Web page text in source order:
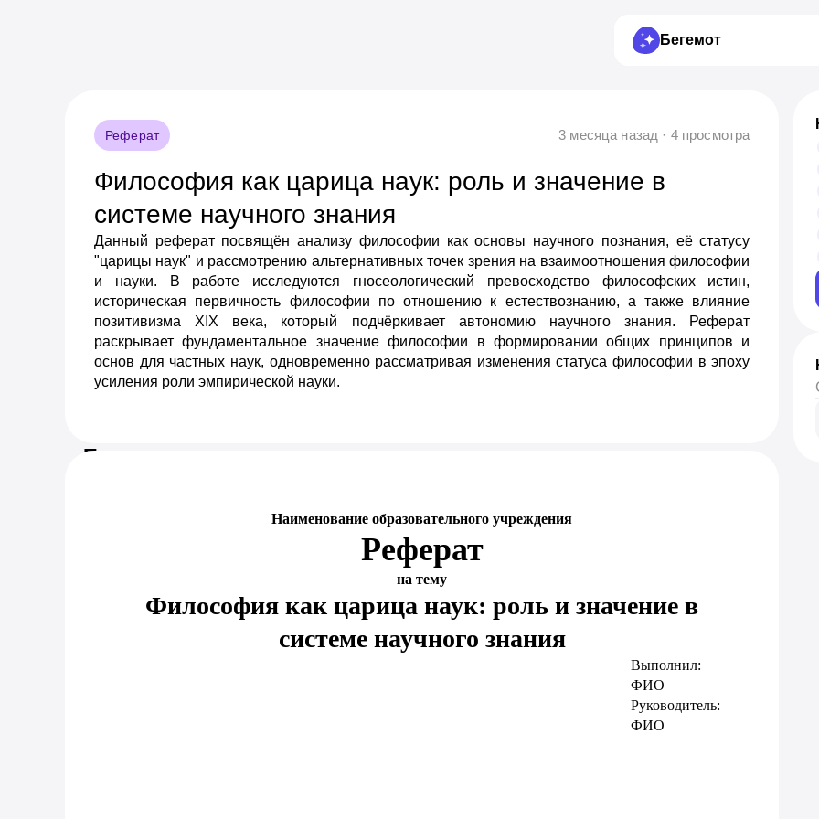
Бегемот
Реферат 3 месяца назад · 4 просмотра
Философия как царица наук: роль и значение в
системе научного знания
Данный реферат посвящён анализу философии как основы научного познания, её статусу
"царицы наук" и рассмотрению альтернативных точек зрения на взаимоотношения философии
и науки. В работе исследуются гносеологический превосходство философских истин,
историческая первичность философии по отношению к естествознанию, а также влияние
позитивизма XIX века, который подчёркивает автономию научного знания. Реферат
раскрывает фундаментальное значение философии в формировании общих принципов и
основ для частных наук, одновременно рассматривая изменения статуса философии в эпоху
усиления роли эмпирической науки.
Предпросмотр документа
Наименование образовательного учреждения
Реферат
на тему
Философия как царица наук: роль и значение в
системе научного знания
Выполнил:
ФИО
Руководитель:
ФИО